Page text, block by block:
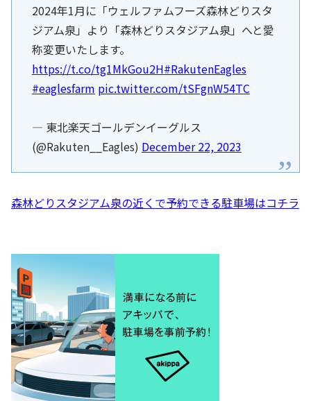
2024年1月に「ウェルファムフーズ森林どりスタ
ジアム泉」より「森林どりスタジアム泉」へと愛
称変更いたします。
https://t.co/tg1MkGou2H#RakutenEagles
#eaglesfarm pic.twitter.com/tSFgnW54TC
— 東北楽天ゴールデンイーグルス
(@Rakuten__Eagles) December 22, 2023
森林どりスタジアム泉の近くで予約できる駐車場はコチラ